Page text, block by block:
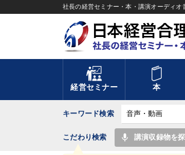
社長の経営セミナー・本・講演オーディ
経営セミナー 本
キーワード検索
こだわり検索 mic 講演収録物を